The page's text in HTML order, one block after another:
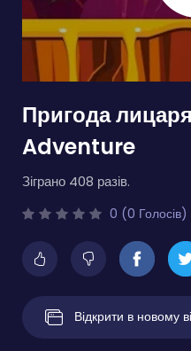
Пригода
Adventure
Зіграно 408 разів.
0 (0 Голосів)
Відкрити в новому